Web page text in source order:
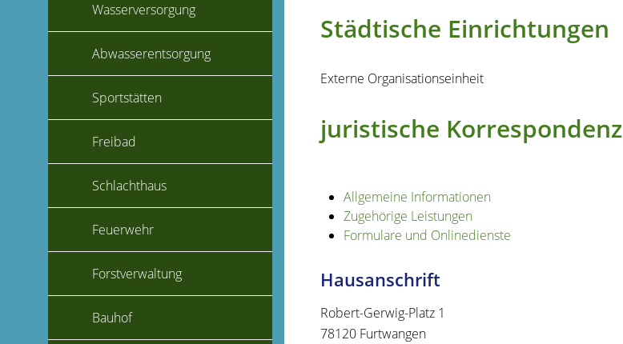
Städtische Einrichtungen
Externe Organisationseinheit
juristische Korrespondenz
Allgemeine Informationen
Zugehörige Leistungen
Formulare und Onlinedienste
Hausanschrift
Robert-Gerwig-Platz 1
78120 Furtwangen
Wasserversorgung
Abwasserentsorgung
Sportstätten
Freibad
Schlachthaus
Feuerwehr
Forstverwaltung
Bauhof